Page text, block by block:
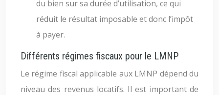
du bien sur sa durée d’utilisation, ce qui
réduit le résultat imposable et donc l’impôt
à payer.
Différents régimes fiscaux pour le LMNP
Le régime fiscal applicable aux LMNP dépend du
niveau des revenus locatifs. Il est important de